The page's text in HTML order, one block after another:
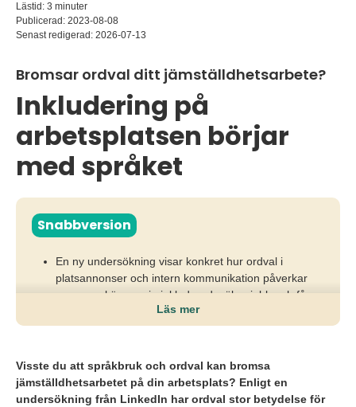
Lästid: 3 minuter
Publicerad: 2023-08-08
Senast redigerad: 2026-07-13
Bromsar ordval ditt jämställdhetsarbete?
Inkludering på
arbetsplatsen börjar
med språket
Snabbversion
En ny undersökning visar konkret hur ordval i
platsannonser och intern kommunikation påverkar
vem som känner sig inkluderad, söker jobb och får
möjlighet att ta plats.
formuleringar och oreflekterat språk riskerar att
exkludera kompetenta kandidater redan innan
urvalet börjar.
Läs mer
Visste du att språkbruk och ordval kan bromsa
jämställdhetsarbetet på din arbetsplats? Enligt en
undersökning från LinkedIn har ordval stor betydelse för